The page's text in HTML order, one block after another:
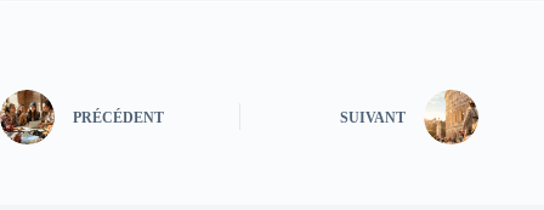
PRÉCÉDENT SUIVANT